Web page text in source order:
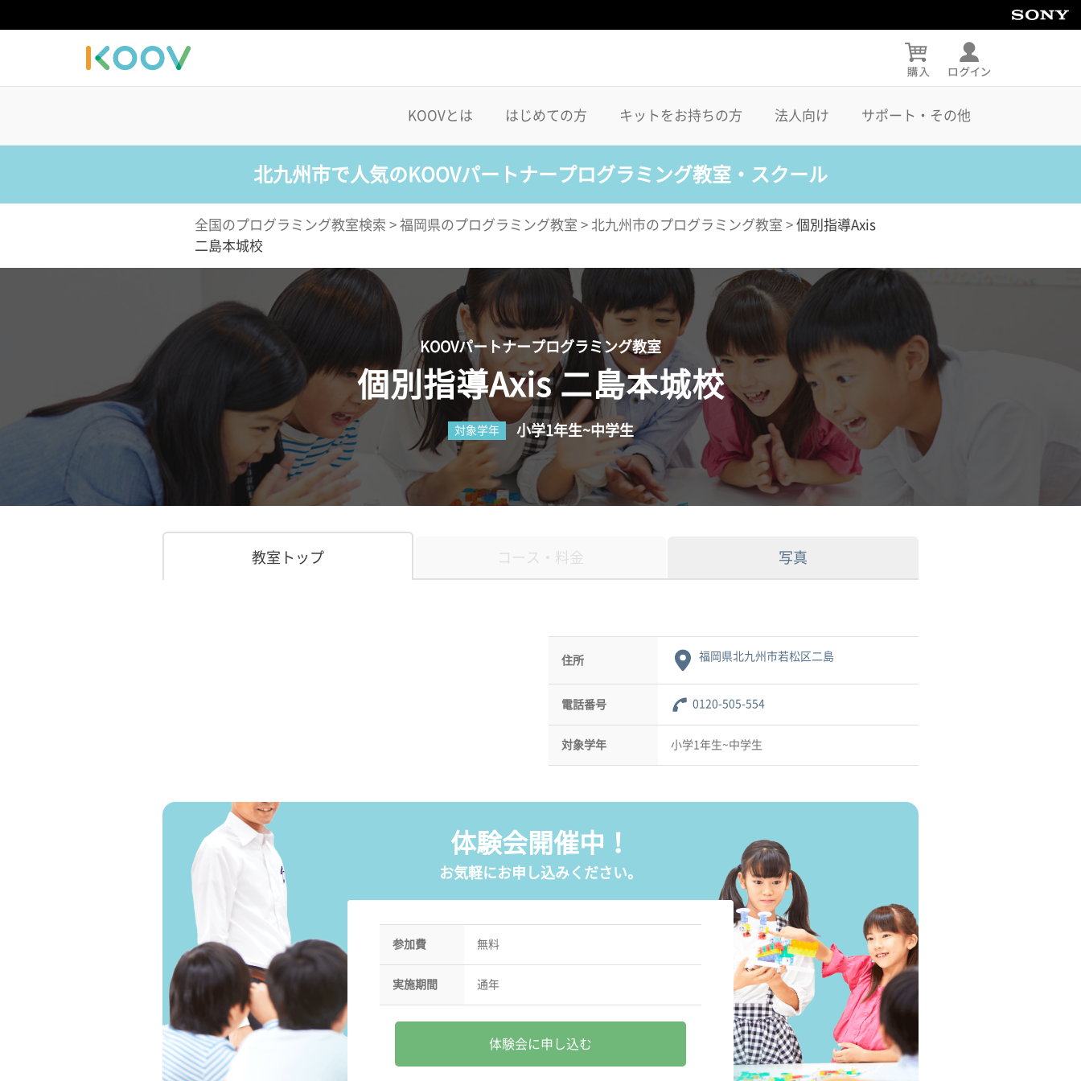
KOOVとは はじめての方 キットをお持ちの方 法人向け サポート・その他
北九州市で人気のKOOVパートナープログラミング教室・スクール
全国のプログラミング教室検索 > 福岡県のプログラミング教室 > 北九州市のプログラミング教室 > 個別指導Axis
二島本城校
KOOVパートナープログラミング教室
個別指導Axis 二島本城校
対象学年 小学1年生~中学生
教室トップ コース・料金 写真
住所 福岡県北九州市若松区二島
電話番号 0120-505-554
対象学年 小学1年生~中学生
体験会開催中！
お気軽にお申し込みください。
参加費 無料
実施期間 通年
体験会に申し込む